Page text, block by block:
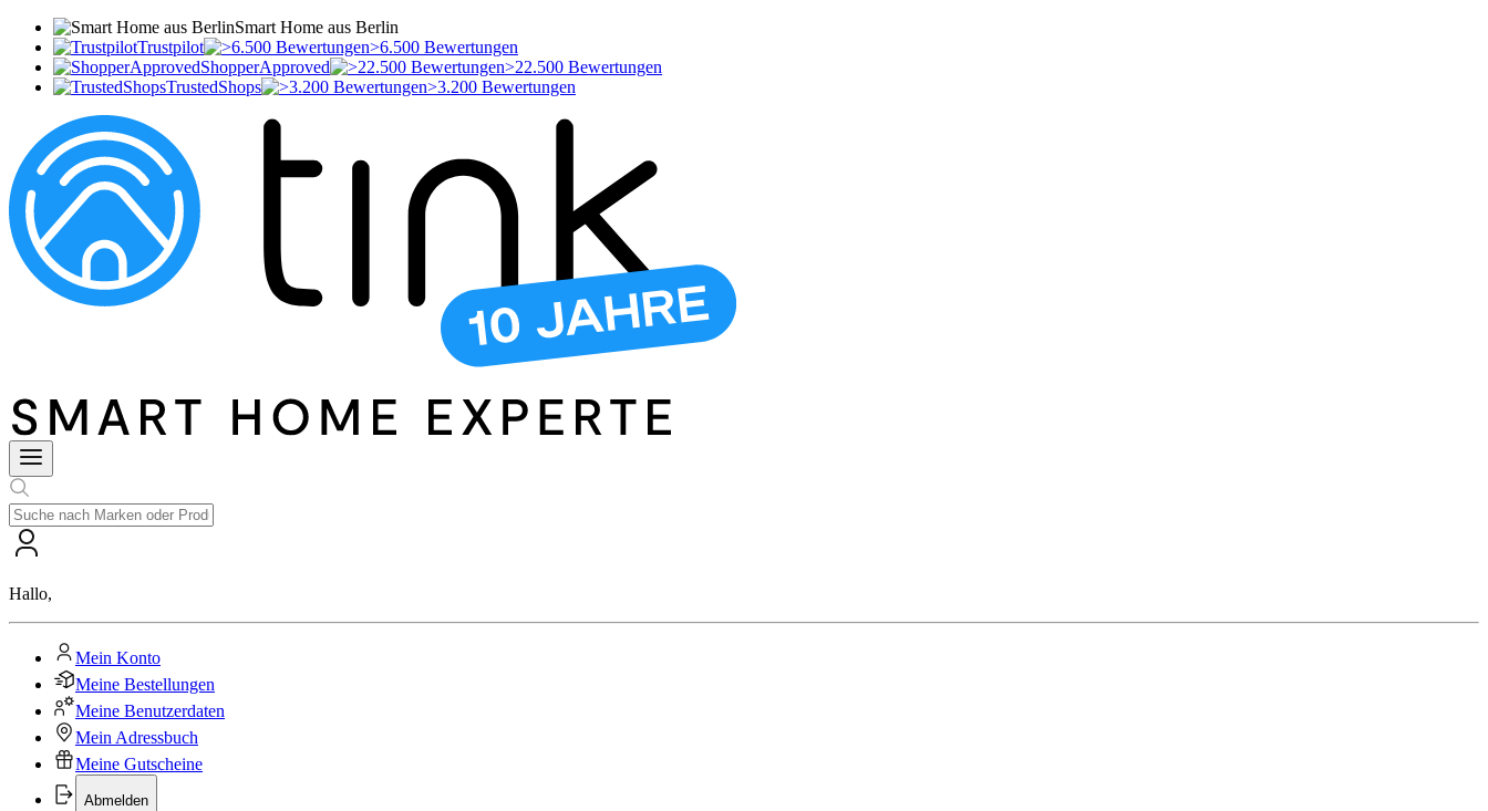
Smart Home aus Berlin
Trustpilot
>6.500 Bewertungen
ShopperApproved
>22.500 Bewertungen
TrustedShops
>3.200 Bewertungen
Hallo,
Mein Konto
Meine Bestellungen
Meine Benutzerdaten
Mein Adressbuch
Meine Gutscheine
Abmelden